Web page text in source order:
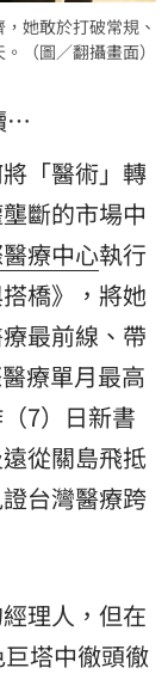
她敢於打破常規、
（圖／翻攝畫面）
…
「醫術」轉
斷的市場中
療中心執行
橋》，將她
最前線、帶
療單月最高
7）日新書
從關島飛抵
台灣醫療跨
理人，但在
塔中徹頭徹